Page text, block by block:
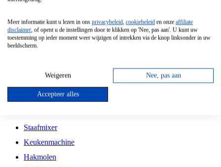
Vrijstaande Magnetron
Vrijstaande Kookplaat
Inbouw Gaskookplaat
Inbouw Keramische Kookplaat
Kookplaat Accessoires
Staafmixer
Keukenmachine
Hakmolen
Meer informatie kunt u lezen in ons privacybeleid, cookiebeleid en onze affiliate
disclaimer, of opent u de instellingen door te klikken op 'Nee, pas aan'. U kunt uw
toestemming op ieder moment weer wijzigen of intrekken via de knop linksonder in uw
beeldscherm.
Weigeren Nee, pas aan
Accepteer alles